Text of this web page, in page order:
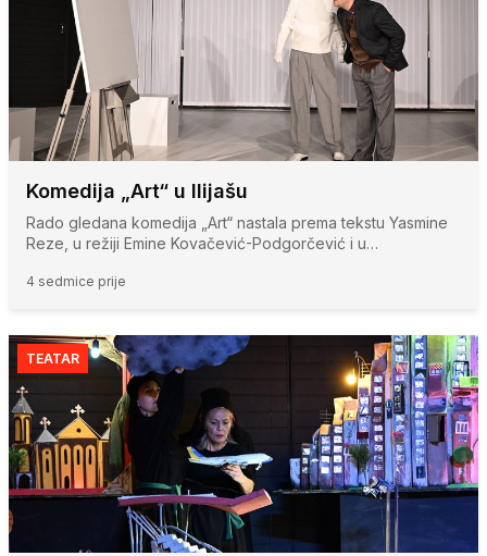
Komedija „Art“ u Ilijašu
Rado gledana komedija „Art“ nastala prema tekstu Yasmine
Reze, u režiji Emine Kovačević-Podgorčević i u…
4 sedmice prije
TEATAR